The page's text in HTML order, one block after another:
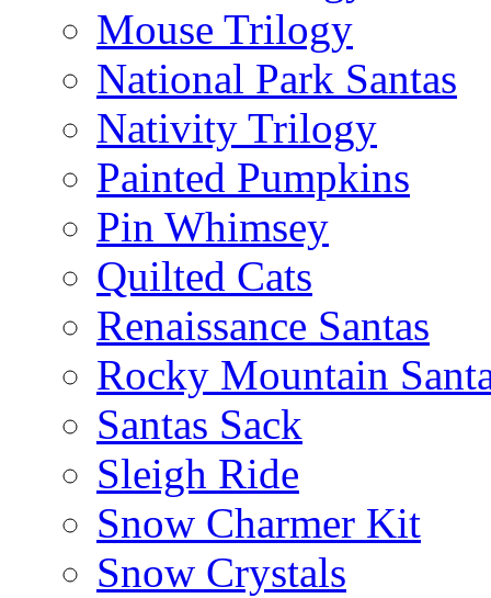
Mouse Trilogy
National Park Santas
Nativity Trilogy
Painted Pumpkins
Pin Whimsey
Quilted Cats
Renaissance Santas
Rocky Mountain
Santas Sack
Sleigh Ride
Snow Charmer Kit
Snow Crystals